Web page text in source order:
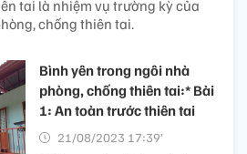
tai là nhiệm vụ trường kỳ của
chống thiên tai.
Bình yên trong ngôi nhà
phòng, chống thiên tai:* Bài
1: An toàn trước thiên tai
21/08/2023 17:39’